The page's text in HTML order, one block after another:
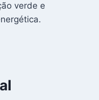
verde e